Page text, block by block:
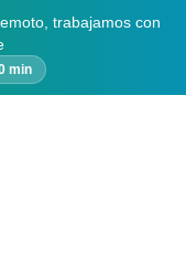
trabajamos con
min